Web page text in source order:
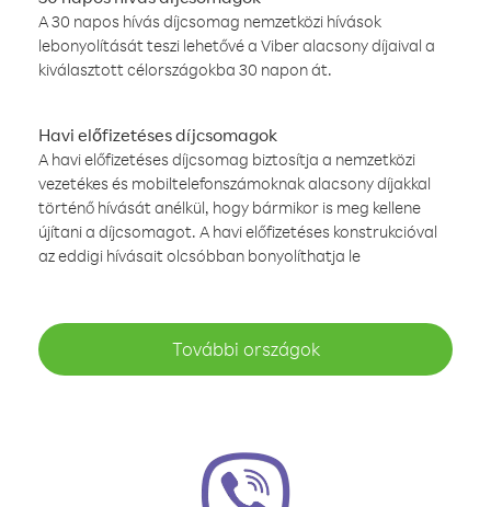
A 30 napos hívás díjcsomag nemzetközi hívások
lebonyolítását teszi lehetővé a Viber alacsony díjaival a
kiválasztott célországokba 30 napon át.
Havi előfizetéses díjcsomagok
A havi előfizetéses díjcsomag biztosítja a nemzetközi
vezetékes és mobiltelefonszámoknak alacsony díjakkal
történő hívását anélkül, hogy bármikor is meg kellene
újítani a díjcsomagot. A havi előfizetéses konstrukcióval
az eddigi hívásait olcsóbban bonyolíthatja le
További országok